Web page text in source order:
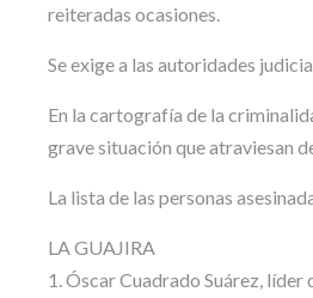
reiteradas ocasiones.
Se exige a las autoridades
En la cartografía de la
grave situación que atraviesan
La lista de las personas
LA GUAJIRA
1. Óscar Cuadrado Suárez,